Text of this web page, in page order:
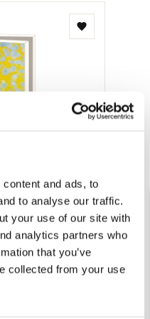
and ads, to
to analyse our traffic.
your use of our site with
analytics partners who
that you’ve
collected from your use
Toevoegen
Mondriaan,